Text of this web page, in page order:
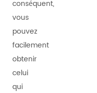
conséquent,
vous
pouvez
facilement
obtenir
celui
qui